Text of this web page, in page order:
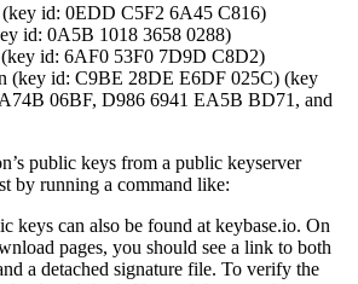
id: 0EDD C5F2 6A45 C816)
id: 0A5B 1018 3658 0288)
id: 6AF0 53F0 7D9D C8D2)
(key id: C9BE 28DE E6DF 025C) (key
06BF, D986 6941 EA5B BD71, and
public keys from a public keyserver
by running a command like:
keys can also be found at keybase.io. On
pages, you should see a link to both
a detached signature file. To verify the